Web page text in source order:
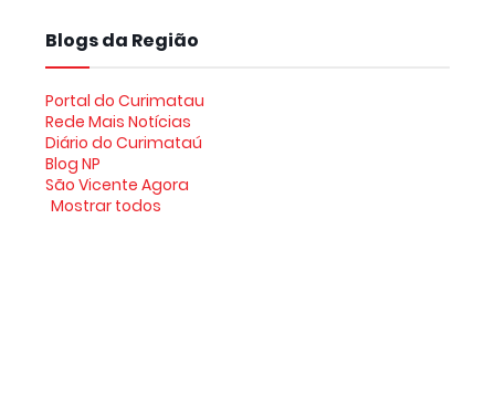
Blogs da Região
Portal do Curimatau
Rede Mais Notícias
Diário do Curimataú
Blog NP
São Vicente Agora
Mostrar todos